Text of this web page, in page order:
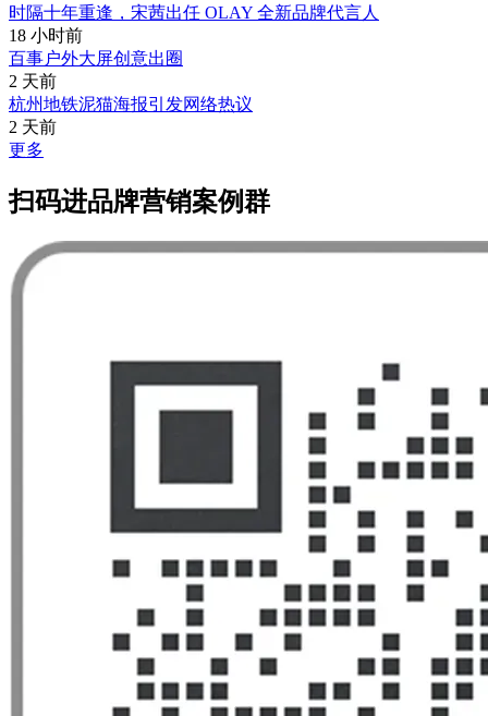
时隔十年重逢，宋茜出任 OLAY 全新品牌代言人
18 小时前
百事户外大屏创意出圈
2 天前
杭州地铁泥猫海报引发网络热议
2 天前
更多
扫码进品牌营销案例群